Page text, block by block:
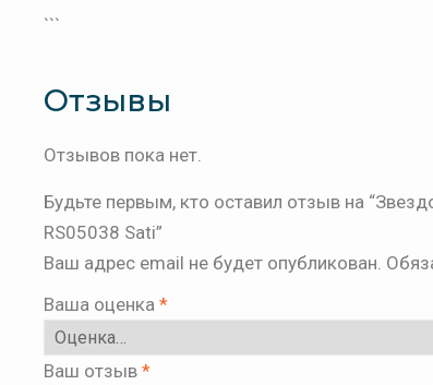
```
Отзывы
Отзывов пока нет.
Будьте первым, кто оставил отзыв на
RS05038 Sati”
Ваш адрес email не будет опубликован.
Ваша оценка *
Ваш отзыв *